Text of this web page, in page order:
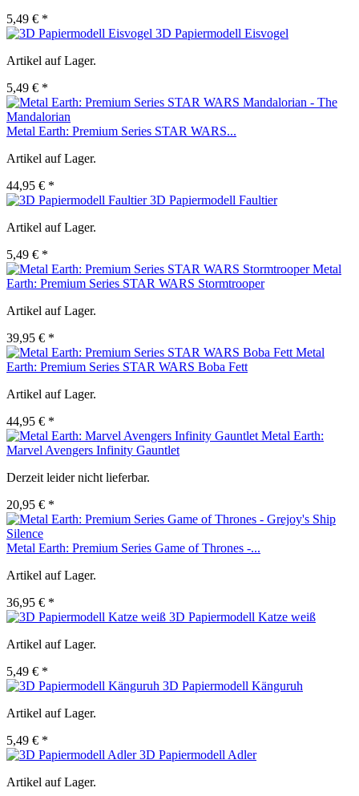
5,49 € *
3D Papiermodell Eisvogel
Artikel auf Lager.
5,49 € *
Metal Earth: Premium Series STAR WARS...
Artikel auf Lager.
44,95 € *
3D Papiermodell Faultier
Artikel auf Lager.
5,49 € *
Metal
Earth: Premium Series STAR WARS Stormtrooper
Artikel auf Lager.
39,95 € *
Metal
Earth: Premium Series STAR WARS Boba Fett
Artikel auf Lager.
44,95 € *
Metal Earth:
Marvel Avengers Infinity Gauntlet
Derzeit leider nicht lieferbar.
20,95 € *
Metal Earth: Premium Series Game of Thrones -...
Artikel auf Lager.
36,95 € *
3D Papiermodell Katze weiß
Artikel auf Lager.
5,49 € *
3D Papiermodell Känguruh
Artikel auf Lager.
5,49 € *
3D Papiermodell Adler
Artikel auf Lager.